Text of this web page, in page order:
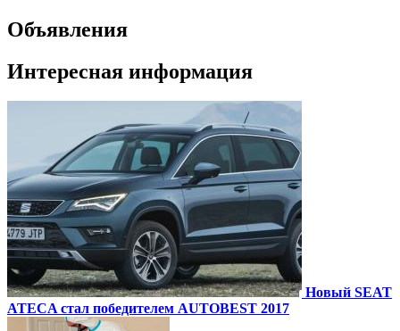
Объявления
Интересная информация
Новый SEAT
ATECA стал победителем AUTOBEST 2017